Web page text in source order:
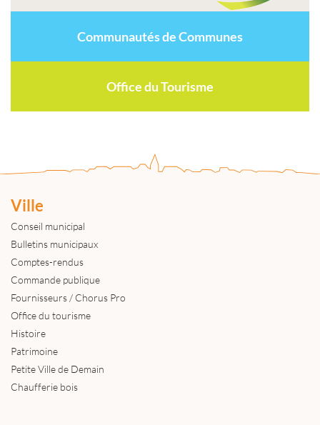
Communautés de Communes
Office du Tourisme
Ville
Conseil municipal
Bulletins municipaux
Comptes-rendus
Commande publique
Fournisseurs / Chorus Pro
Office du tourisme
Histoire
Patrimoine
Petite Ville de Demain
Chaufferie bois